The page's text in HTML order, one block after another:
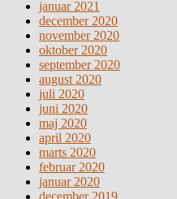
januar 2021
december 2020
november 2020
oktober 2020
september 2020
august 2020
juli 2020
juni 2020
maj 2020
april 2020
marts 2020
februar 2020
januar 2020
december 2019